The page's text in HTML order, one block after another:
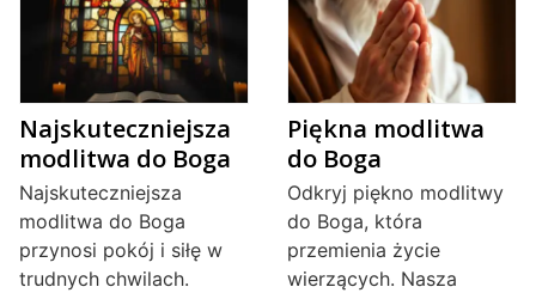
Najskuteczniejsza
modlitwa do Boga
Najskuteczniejsza
modlitwa do Boga
przynosi pokój i siłę w
trudnych chwilach.
Piękna modlitwa
do Boga
Odkryj piękno modlitwy
do Boga, która
przemienia życie
wierzących. Nasza